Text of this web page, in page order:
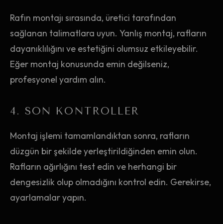
Rafın montajı sırasında, üretici tarafından
sağlanan talimatlara uyun. Yanlış montaj, rafların
dayanıklılığını ve estetiğini olumsuz etkileyebilir.
Eğer montaj konusunda emin değilseniz,
profesyonel yardım alın.
4. SON KONTROLLER
Montaj işlemi tamamlandıktan sonra, rafların
düzgün bir şekilde yerleştirildiğinden emin olun.
Rafların ağırlığını test edin ve herhangi bir
dengesizlik olup olmadığını kontrol edin. Gerekirse,
ayarlamalar yapın.